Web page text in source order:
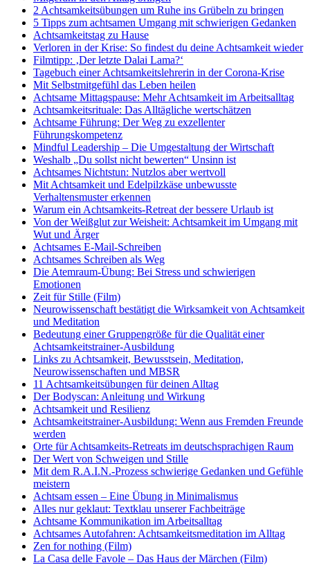
2 Achtsamkeitsübungen um Ruhe ins Grübeln zu bringen
5 Tipps zum achtsamen Umgang mit schwierigen Gedanken
Achtsamkeitstag zu Hause
Verloren in der Krise: So findest du deine Achtsamkeit wieder
Filmtipp: ‚Der letzte Dalai Lama?‘
Tagebuch einer Achtsamkeitslehrerin in der Corona-Krise
Mit Selbstmitgefühl das Leben heilen
Achtsame Mittagspause: Mehr Achtsamkeit im Arbeitsalltag
Achtsamkeitsrituale: Das Alltägliche wertschätzen
Achtsame Führung: Der Weg zu exzellenter
Führungskompetenz
Mindful Leadership – Die Umgestaltung der Wirtschaft
Weshalb „Du sollst nicht bewerten“ Unsinn ist
Achtsames Nichtstun: Nutzlos aber wertvoll
Mit Achtsamkeit und Edelpilzkäse unbewusste
Verhaltensmuster erkennen
Warum ein Achtsamkeits-Retreat der bessere Urlaub ist
Von der Weißglut zur Weisheit: Achtsamkeit im Umgang mit
Wut und Ärger
Achtsames E-Mail-Schreiben
Achtsames Schreiben als Weg
Die Atemraum-Übung: Bei Stress und schwierigen
Emotionen
Zeit für Stille (Film)
Neurowissenschaft bestätigt die Wirksamkeit von Achtsamkeit
und Meditation
Bedeutung einer Gruppengröße für die Qualität einer
Achtsamkeitstrainer-Ausbildung
Links zu Achtsamkeit, Bewusstsein, Meditation,
Neurowissenschaften und MBSR
11 Achtsamkeitsübungen für deinen Alltag
Der Bodyscan: Anleitung und Wirkung
Achtsamkeit und Resilienz
Achtsamkeitstrainer-Ausbildung: Wenn aus Fremden Freunde
werden
Orte für Achtsamkeits-Retreats im deutschsprachigen Raum
Der Wert von Schweigen und Stille
Mit dem R.A.I.N.-Prozess schwierige Gedanken und Gefühle
meistern
Achtsam essen – Eine Übung in Minimalismus
Alles nur geklaut: Textklau unserer Fachbeiträge
Achtsame Kommunikation im Arbeitsalltag
Achtsames Autofahren: Achtsamkeitsmeditation im Alltag
Zen for nothing (Film)
La Casa delle Favole – Das Haus der Märchen (Film)